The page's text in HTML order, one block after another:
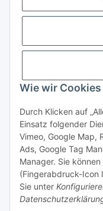
Wie wir
Durch Klicken auf
Einsatz folgender
Vimeo, Google Map,
Ads, Google Tag
Manager. Sie
(Fingerabdruck-Icon
Sie unter
Gewerkenstraße 34 |
Mo.-Fr.: 09:00 - 18:30 Uhr
Zahlungsarten
* Alle Preise inkl.